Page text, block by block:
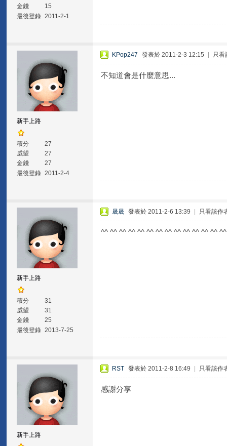
金錢
15
最後登錄 2011-2-1
新手上路
積分
27
威望
27
金錢
27
最後登錄 2011-2-4
KPop247 發表於 2011-2-3 12:15 只看
不知道會是什麼意思...
新手上路
積分
31
威望
31
金錢
25
最後登錄 2013-7-25
晟晟 發表於 2011-2-6 13:39 只看該作
^^ ^^ ^^ ^^ ^^ ^^ ^^ ^^ ^^ ^^ ^^ ^^ ^^
新手上路
RST 發表於 2011-2-8 16:49 只看該作
感謝分享